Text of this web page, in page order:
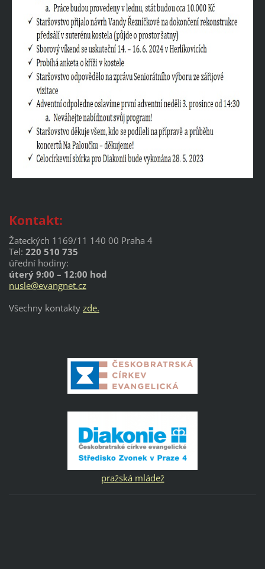
Kontakt:
Žateckých 1169/11 140 00 Praha 4
Tel: 220 510 735
úřední hodiny:
úterý 9:00 – 12:00 hod
nusle@evangnet.cz
Všechny kontakty zde.
pražská mládež